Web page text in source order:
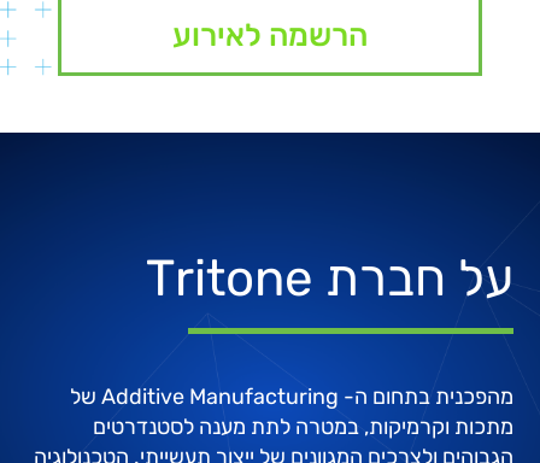
הרשמה לאירוע
על חברת Tritone
מהפכנית בתחום ה- Additive Manufacturing של
מתכות וקרמיקות, במטרה לתת מענה לסטנדרטים
הגבוהים ולצרכים המגוונים של ייצור תעשייתי. הטכנולוגיה